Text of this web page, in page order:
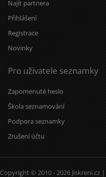
Najít partnera
Přihlášení
Registrace
Novinky
Pro uživatele seznamky
Zapomenuté heslo
Škola seznamování
Podpora seznamky
Zrušení účtu
Copyright © 2010 - 2026 Jiskreni.cz |